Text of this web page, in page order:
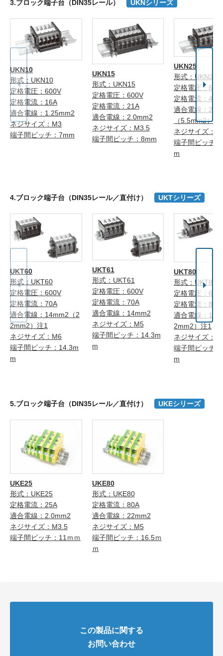
3.ブロック端子台（DIN35レール） UKNシリーズ
UKN10
形式：UKN10
定格電圧：600V
定格電流：16A
適合電線：1.25mm2
ネジサイズ：M3
端子間ピッチ：7mm
UKN15
形式：UKN15
定格電圧：600V
定格電流：21A
適合電線：2.0mm2
ネジサイズ：M3.5
端子間ピッチ：8mm
UKN25
形式：UKN25
定格電圧：
定格電流：40A
適合電線：
（5.5mm2）注
ネジサイズ：
端子間ピッチ
m
4.ブロック端子台（DIN35レール／直付け） UKTシリーズ
UKT60
形式：UKT60
定格電圧：600V
定格電流：70A
適合電線：14mm2（2
2mm2）注1
ネジサイズ：M6
端子間ピッチ：14.3m
m
UKT61
形式：UKT61
定格電圧：600V
定格電流：70A
適合電線：14mm2
ネジサイズ：M5
端子間ピッチ：14.3m
m
UKT80
形式：UKT80
定格電圧：
定格電流：80A
適合電線：
2mm2）注1
ネジサイズ：
端子間ピッチ
m
5.ブロック端子台（DIN35レール／直付け） UKEシリーズ
UKE25
形式：UKE25
定格電流：25A
適合電線：2.0mm2
ネジサイズ：M3.5
端子間ピッチ：11ｍｍ
UKE80
形式：UKE80
定格電流：80A
適合電線：22mm2
ネジサイズ：M5
端子間ピッチ：16.5ｍ
ｍ
この製品に関する
お問い合わせ